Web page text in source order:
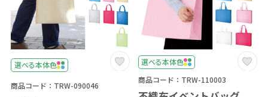
選べる本体色
商品コード：TRW-090046
選べる本体色
商品コード：TRW-110003